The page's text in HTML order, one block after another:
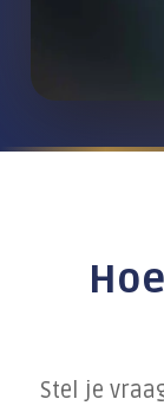
Alles over
DIGITALE
Moderne
Beveiligd
Firewalls
Werken op
Stel je